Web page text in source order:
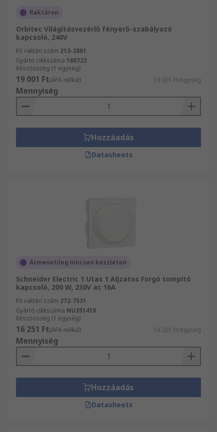
Raktáron
Orbitec Világításvezérlő fényerő-szabályozó
kapcsoló, 240V
RS raktári szám 213-2861
Gyártó cikkszáma 180722
Részösszeg (1 egység)
19 001 Ft(ÁFA nélkül) 19 001 Ft/egység
Mennyiség
Hozzáadás
Datasheets
Átmenetileg nincsen készleten
Schneider Electric 1 Utas 1 Aljzatos Forgó tompító
kapcsoló, 200 W, 230V ac 16A
RS raktári szám 272-7531
Gyártó cikkszáma NU351418
Részösszeg (1 egység)
16 251 Ft(ÁFA nélkül) 16 251 Ft/egység
Mennyiség
Hozzáadás
Datasheets